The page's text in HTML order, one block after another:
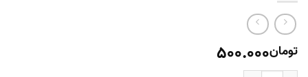
تومان500.000